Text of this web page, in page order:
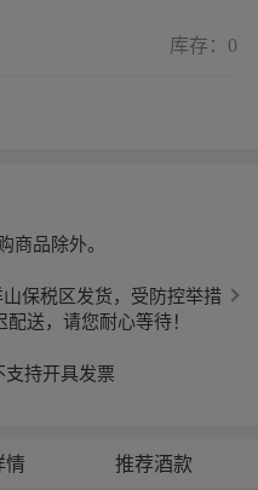
库存： 0
商品除外。
保税区发货，受防控举措
送，请您耐心等待！
支持开具发票
情 推荐酒款